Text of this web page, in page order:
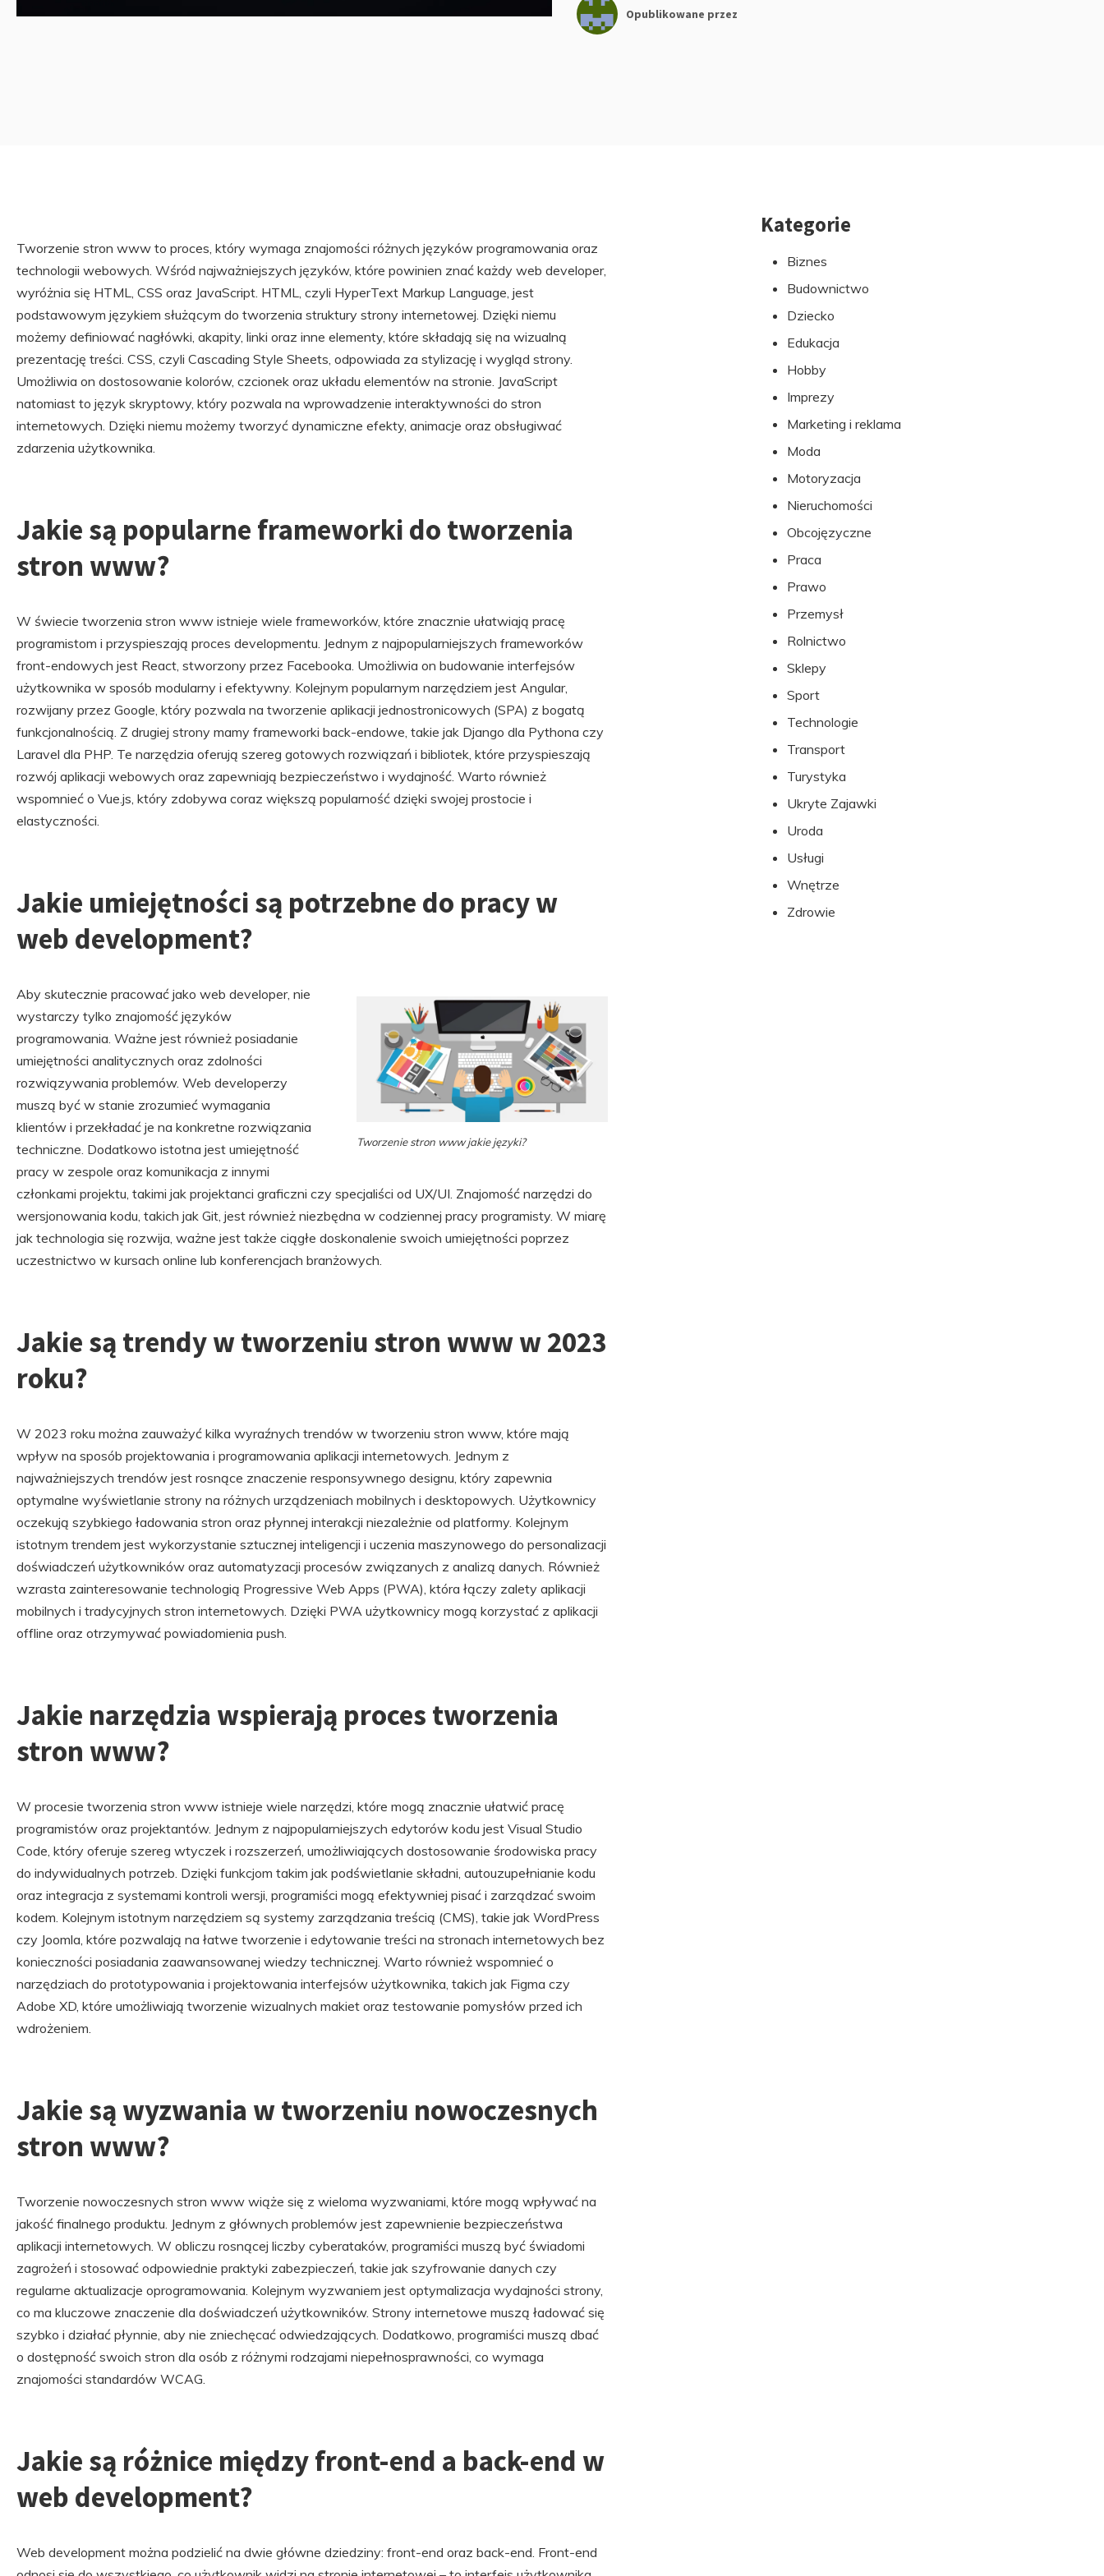
Opublikowane przez
Tworzenie stron www to proces, który wymaga znajomości różnych języków programowania oraz
technologii webowych. Wśród najważniejszych języków, które powinien znać każdy web developer,
wyróżnia się HTML, CSS oraz JavaScript. HTML, czyli HyperText Markup Language, jest
podstawowym językiem służącym do tworzenia struktury strony internetowej. Dzięki niemu
możemy definiować nagłówki, akapity, linki oraz inne elementy, które składają się na wizualną
prezentację treści. CSS, czyli Cascading Style Sheets, odpowiada za stylizację i wygląd strony.
Umożliwia on dostosowanie kolorów, czcionek oraz układu elementów na stronie. JavaScript
natomiast to język skryptowy, który pozwala na wprowadzenie interaktywności do stron
internetowych. Dzięki niemu możemy tworzyć dynamiczne efekty, animacje oraz obsługiwać
zdarzenia użytkownika.
Jakie są popularne frameworki do tworzenia
stron www?
W świecie tworzenia stron www istnieje wiele frameworków, które znacznie ułatwiają pracę
programistom i przyspieszają proces developmentu. Jednym z najpopularniejszych frameworków
front-endowych jest React, stworzony przez Facebooka. Umożliwia on budowanie interfejsów
użytkownika w sposób modularny i efektywny. Kolejnym popularnym narzędziem jest Angular,
rozwijany przez Google, który pozwala na tworzenie aplikacji jednostronicowych (SPA) z bogatą
funkcjonalnością. Z drugiej strony mamy frameworki back-endowe, takie jak Django dla Pythona czy
Laravel dla PHP. Te narzędzia oferują szereg gotowych rozwiązań i bibliotek, które przyspieszają
rozwój aplikacji webowych oraz zapewniają bezpieczeństwo i wydajność. Warto również
wspomnieć o Vue.js, który zdobywa coraz większą popularność dzięki swojej prostocie i
elastyczności.
Jakie umiejętności są potrzebne do pracy w
web development?
Tworzenie stron www jakie języki?
Aby skutecznie pracować jako web developer, nie
wystarczy tylko znajomość języków
programowania. Ważne jest również posiadanie
umiejętności analitycznych oraz zdolności
rozwiązywania problemów. Web developerzy
muszą być w stanie zrozumieć wymagania
klientów i przekładać je na konkretne rozwiązania
techniczne. Dodatkowo istotna jest umiejętność
pracy w zespole oraz komunikacja z innymi
członkami projektu, takimi jak projektanci graficzni czy specjaliści od UX/UI. Znajomość narzędzi do
wersjonowania kodu, takich jak Git, jest również niezbędna w codziennej pracy programisty. W miarę
jak technologia się rozwija, ważne jest także ciągłe doskonalenie swoich umiejętności poprzez
uczestnictwo w kursach online lub konferencjach branżowych.
Jakie są trendy w tworzeniu stron www w 2023
roku?
W 2023 roku można zauważyć kilka wyraźnych trendów w tworzeniu stron www, które mają
wpływ na sposób projektowania i programowania aplikacji internetowych. Jednym z
najważniejszych trendów jest rosnące znaczenie responsywnego designu, który zapewnia
optymalne wyświetlanie strony na różnych urządzeniach mobilnych i desktopowych. Użytkownicy
oczekują szybkiego ładowania stron oraz płynnej interakcji niezależnie od platformy. Kolejnym
istotnym trendem jest wykorzystanie sztucznej inteligencji i uczenia maszynowego do personalizacji
doświadczeń użytkowników oraz automatyzacji procesów związanych z analizą danych. Również
wzrasta zainteresowanie technologią Progressive Web Apps (PWA), która łączy zalety aplikacji
mobilnych i tradycyjnych stron internetowych. Dzięki PWA użytkownicy mogą korzystać z aplikacji
offline oraz otrzymywać powiadomienia push.
Jakie narzędzia wspierają proces tworzenia
stron www?
W procesie tworzenia stron www istnieje wiele narzędzi, które mogą znacznie ułatwić pracę
programistów oraz projektantów. Jednym z najpopularniejszych edytorów kodu jest Visual Studio
Code, który oferuje szereg wtyczek i rozszerzeń, umożliwiających dostosowanie środowiska pracy
do indywidualnych potrzeb. Dzięki funkcjom takim jak podświetlanie składni, autouzupełnianie kodu
oraz integracja z systemami kontroli wersji, programiści mogą efektywniej pisać i zarządzać swoim
kodem. Kolejnym istotnym narzędziem są systemy zarządzania treścią (CMS), takie jak WordPress
czy Joomla, które pozwalają na łatwe tworzenie i edytowanie treści na stronach internetowych bez
konieczności posiadania zaawansowanej wiedzy technicznej. Warto również wspomnieć o
narzędziach do prototypowania i projektowania interfejsów użytkownika, takich jak Figma czy
Adobe XD, które umożliwiają tworzenie wizualnych makiet oraz testowanie pomysłów przed ich
wdrożeniem.
Jakie są wyzwania w tworzeniu nowoczesnych
stron www?
Tworzenie nowoczesnych stron www wiąże się z wieloma wyzwaniami, które mogą wpływać na
jakość finalnego produktu. Jednym z głównych problemów jest zapewnienie bezpieczeństwa
aplikacji internetowych. W obliczu rosnącej liczby cyberataków, programiści muszą być świadomi
zagrożeń i stosować odpowiednie praktyki zabezpieczeń, takie jak szyfrowanie danych czy
regularne aktualizacje oprogramowania. Kolejnym wyzwaniem jest optymalizacja wydajności strony,
co ma kluczowe znaczenie dla doświadczeń użytkowników. Strony internetowe muszą ładować się
szybko i działać płynnie, aby nie zniechęcać odwiedzających. Dodatkowo, programiści muszą dbać
o dostępność swoich stron dla osób z różnymi rodzajami niepełnosprawności, co wymaga
znajomości standardów WCAG.
Jakie są różnice między front-end a back-end w
web development?
Web development można podzielić na dwie główne dziedziny: front-end oraz back-end. Front-end
PrzejdźKategorie
Biznes
Budownictwo
Dziecko
Edukacja
Hobby
Imprezy
Marketing i reklama
Moda
Motoryzacja
Nieruchomości
Obcojęzyczne
Praca
Prawo
Przemysł
Rolnictwo
Sklepy
Sport
Technologie
Transport
Turystyka
Ukryte Zajawki
Uroda
Usługi
Wnętrze
Zdrowie